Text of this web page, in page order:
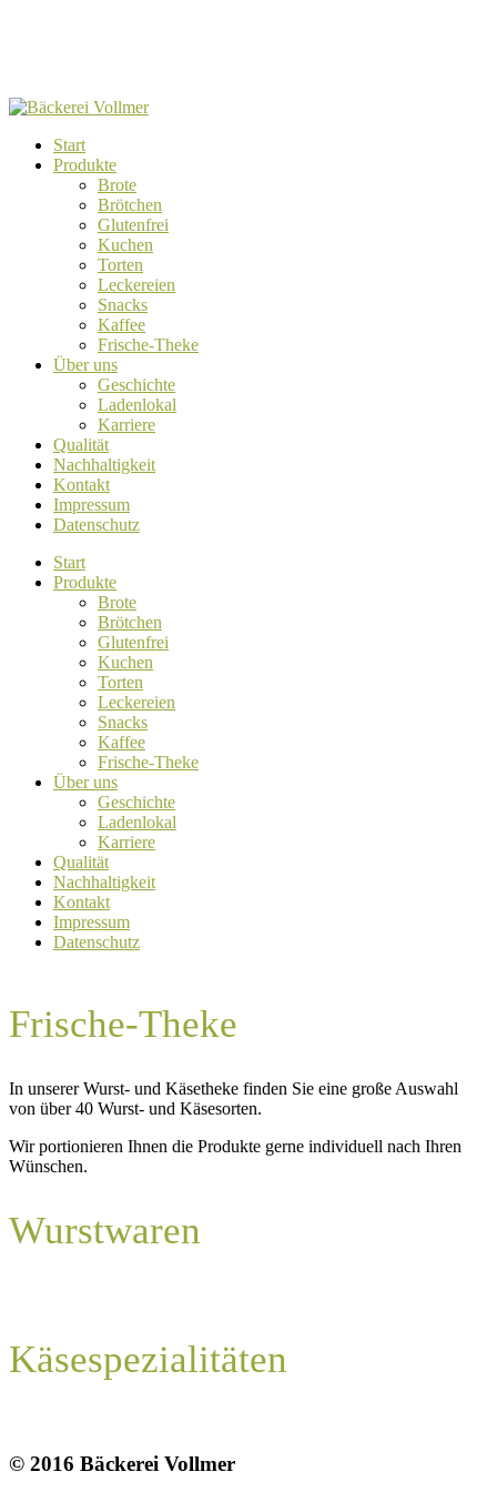
Start
Produkte
Brote
Brötchen
Glutenfrei
Kuchen
Torten
Leckereien
Snacks
Kaffee
Frische-Theke
Über uns
Geschichte
Ladenlokal
Karriere
Qualität
Nachhaltigkeit
Kontakt
Impressum
Datenschutz
Start
Produkte
Brote
Brötchen
Glutenfrei
Kuchen
Torten
Leckereien
Snacks
Kaffee
Frische-Theke
Über uns
Geschichte
Ladenlokal
Karriere
Qualität
Nachhaltigkeit
Kontakt
Impressum
Datenschutz
Frische-Theke
In unserer Wurst- und Käsetheke finden Sie eine große Auswahl
von über 40 Wurst- und Käsesorten.
Wir portionieren Ihnen die Produkte gerne individuell nach Ihren
Wünschen.
Wurstwaren
Käsespezialitäten
© 2016 Bäckerei Vollmer